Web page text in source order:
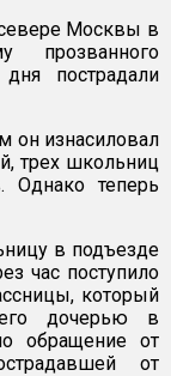
Москвы в
прозванного
пострадали
он изнасиловал
трех школьниц
Однако теперь
в подъезде
час поступило
который
дочерью в
обращение от
от